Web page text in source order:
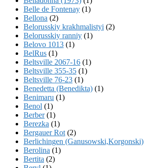
Belle de Fontenay (1)
Bellona (2)
Belorusskiy krakhmalistyi (2)
Belorusskiy ranniy (1)
Belovo 1013 (1)
BelRus (1)
Beltsville 2067-16 (1)
Beltsville 355-35 (1)
Beltsville 76-23 (1)
Benedetta (Benedikta) (1)
Benimaru (1)
Benol (1)
Berber(1)
Berezka (1)
Bergauer Rot (2)
Berlichingen (Ganusowski,Korgonski)
Berolina (1)
Bertita (2)